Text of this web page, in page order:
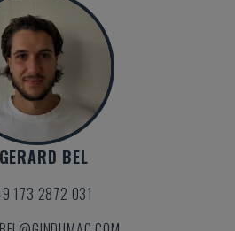
GERARD BEL
173 2872 031